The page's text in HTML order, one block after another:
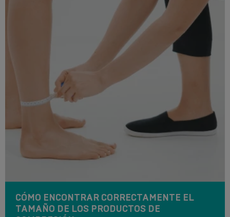
CÓMO ENCONTRAR CORRECTAMENTE EL
TAMAÑO DE LOS PRODUCTOS DE